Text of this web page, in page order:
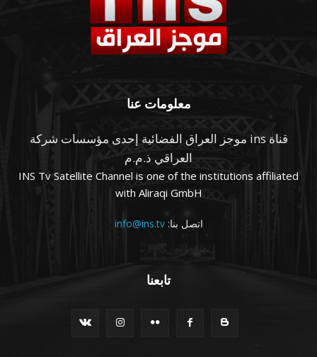
معلومات عنا
قناة ins موجز العراق الفضائية إحدى مؤسسات شركة
العراقي ذ.م.م
INS Tv Satellite Channel is one of the institutions affiliated
with Aliraqi GmbH
اتصل بنا:info@ins.tv
تابعنا